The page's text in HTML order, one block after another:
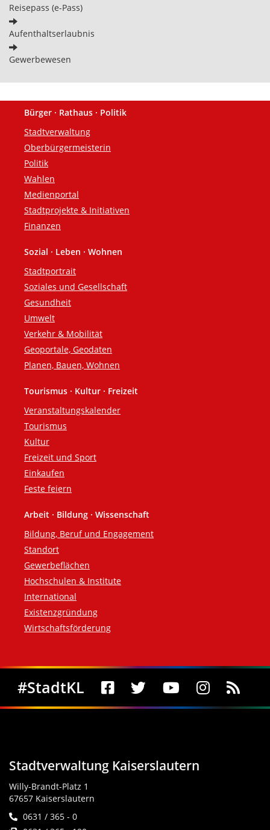
Reisepass (e-Pass)
Aufenthaltserlaubnis
Gewerbewesen
Fußzeile
Bürger · Rathaus · Politik
Stadtverwaltung
Oberbürgermeisterin
Politik
Wahlen
Medienportal
Stadtprojekte & Initiativen
Finanzen
Sozial · Leben · Wohnen
Stadtportrait
Soziales und Gesellschaft
Gesundheit
Umwelt
Verkehr & Mobilität
Geoportale, Geodaten
Planen, Bauen, Wohnen
Tourismus · Kultur · Freizeit
Veranstaltungskalender
Tourismus
Kultur
Freizeit und Sport
Einkaufen
Feste feiern
Arbeit · Bildung · Wissenschaft
Bildung, Beruf und Engagement
Standort
Gewerbeflächen
Hochschulen & Institute
International
Existenzgründung
Wirtschaftsförderung
Social Media
#StadtKL
Stadtverwaltung Kaiserslautern
Willy-Brandt-Platz 1
67657 Kaiserslautern
0631 / 365 - 0